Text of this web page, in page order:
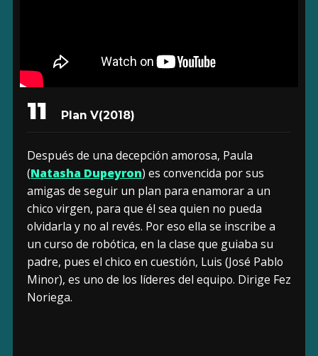
11 Plan V(2018)
Después de una decepción amorosa, Paula
(Natasha Dupeyron) es convencida por sus
amigas de seguir un plan para enamorar a un
chico virgen, para que él sea quien no pueda
olvidarla y no al revés. Por eso ella se inscribe a
un curso de robótica, en la clase que guiaba su
padre, pues el chico en cuestión, Luis (José Pablo
Minor), es uno de los líderes del equipo. Dirige Fez
Noriega.